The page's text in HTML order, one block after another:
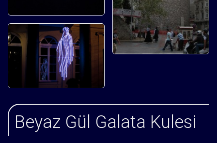
Beyaz Gül Galata Kulesi